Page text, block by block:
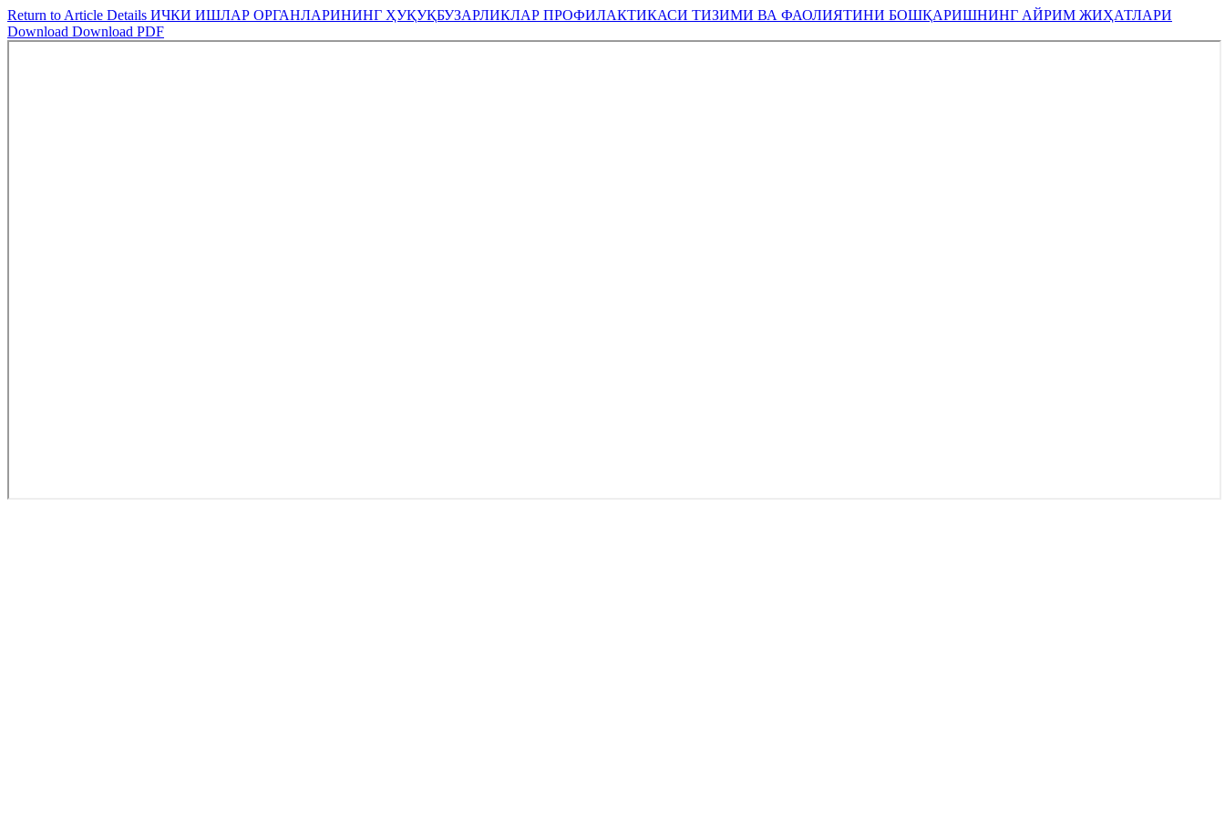
Return to Article Details ИЧКИ ИШЛАР ОРГАНЛАРИНИНГ ҲУҚУҚБУЗАРЛИКЛАР ПРОФИЛАКТИКАСИ ТИЗИМИ ВА ФАОЛИЯТИНИ БОШҚАРИШНИНГ АЙРИМ ЖИҲАТЛАРИ
Download Download PDF